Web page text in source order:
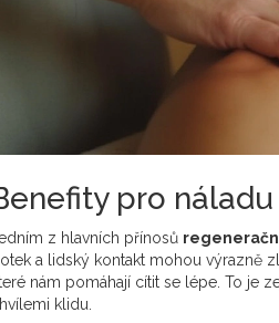
pro
z hlavních přínosů
a lidský kontakt mohou výrazně
nám pomáhají cítit se lépe. To je
klidu.